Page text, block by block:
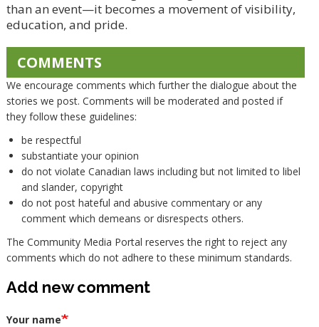
than an event—it becomes a movement of visibility,
education, and pride.
COMMENTS
We encourage comments which further the dialogue about the
stories we post. Comments will be moderated and posted if
they follow these guidelines:
be respectful
substantiate your opinion
do not violate Canadian laws including but not limited to libel
and slander, copyright
do not post hateful and abusive commentary or any
comment which demeans or disrespects others.
The Community Media Portal reserves the right to reject any
comments which do not adhere to these minimum standards.
Add new comment
Your name